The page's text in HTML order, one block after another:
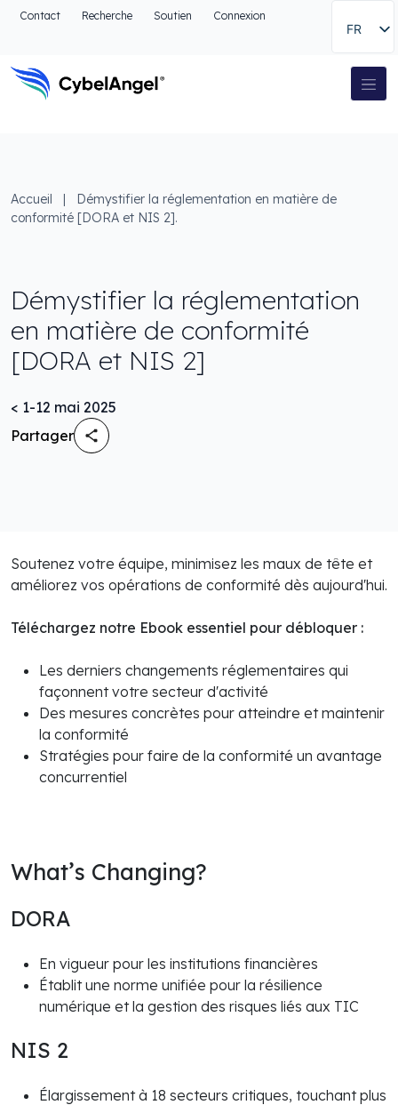
Aller à l'en-tête
Aller à la recherche
Aller au pied de page
Contact Recherche Soutien Connexion
FR
Navigation principale
Accueil |
Démystifier la réglementation en matière de
conformité [DORA et NIS 2].
Démystifier la réglementation
en matière de conformité
[DORA et NIS 2]
< 1-12 mai 2025
Partager
Soutenez votre équipe, minimisez les maux de tête et
améliorez vos opérations de conformité dès aujourd'hui.
Téléchargez notre Ebook essentiel pour débloquer :
Les derniers changements réglementaires qui
façonnent votre secteur d'activité
Des mesures concrètes pour atteindre et maintenir
la conformité
Stratégies pour faire de la conformité un avantage
concurrentiel
What’s Changing?
DORA
En vigueur pour les institutions financières
Établit une norme unifiée pour la résilience
numérique et la gestion des risques liés aux TIC
NIS 2
Élargissement à 18 secteurs critiques, touchant plus